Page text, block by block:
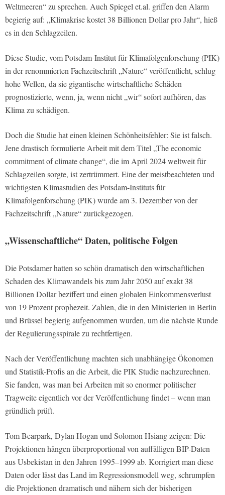
Weltmeeren“ zu sprechen. Auch Spiegel et.al. griffen den Alarm
begierig auf: „Klimakrise kostet 38 Billionen Dollar pro Jahr“, hieß
es in den Schlagzeilen.
Diese Studie, vom Potsdam-Institut für Klimafolgenforschung (PIK)
in der renommierten Fachzeitschrift „Nature“ veröffentlicht, schlug
hohe Wellen, da sie gigantische wirtschaftliche Schäden
prognostizierte, wenn, ja, wenn nicht „wir“ sofort aufhören, das
Klima zu schädigen.
Doch die Studie hat einen kleinen Schönheitsfehler: Sie ist falsch.
Jene drastisch formulierte Arbeit mit dem Titel „The economic
commitment of climate change“, die im April 2024 weltweit für
Schlagzeilen sorgte, ist zertrümmert. Eine der meistbeachteten und
wichtigsten Klimastudien des Potsdam-Instituts für
Klimafolgenforschung (PIK) wurde am 3. Dezember von der
Fachzeitschrift „Nature“ zurückgezogen.
„Wissenschaftliche“ Daten, politische Folgen
Die Potsdamer hatten so schön dramatisch den wirtschaftlichen
Schaden des Klimawandels bis zum Jahr 2050 auf exakt 38
Billionen Dollar beziffert und einen globalen Einkommensverlust
von 19 Prozent prophezeit. Zahlen, die in den Ministerien in Berlin
und Brüssel begierig aufgenommen wurden, um die nächste Runde
der Regulierungsspirale zu rechtfertigen.
Nach der Veröffentlichung machten sich unabhängige Ökonomen
und Statistik-Profis an die Arbeit, die PIK Studie nachzurechnen.
Sie fanden, was man bei Arbeiten mit so enormer politischer
Tragweite eigentlich vor der Veröffentlichung findet – wenn man
gründlich prüft.
Tom Bearpark, Dylan Hogan und Solomon Hsiang zeigen: Die
Projektionen hängen überproportional von auffälligen BIP-Daten
aus Usbekistan in den Jahren 1995–1999 ab. Korrigiert man diese
Daten oder lässt das Land im Regressionsmodell weg, schrumpfen
die Projektionen dramatisch und nähern sich der bisherigen